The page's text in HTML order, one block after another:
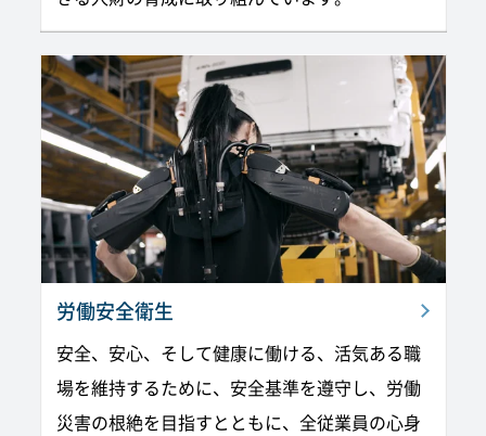
労働安全衛生
安全、安心、そして健康に働ける、活気ある職
場を維持するために、安全基準を遵守し、労働
災害の根絶を目指すとともに、全従業員の心身